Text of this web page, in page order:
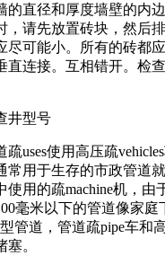
的直径和厚度墙壁的内
，请先放置砖块，然后
尽可能小。所有的砖都
直连接。互相错开。检
井型号
uses使用高压疏
常用于生存的市政管道
使用的疏machine机，由
毫米以下的管道像家庭
管道，管道疏pipe车和
。